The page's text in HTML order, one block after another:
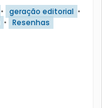
• geração editorial •
• Resenhas